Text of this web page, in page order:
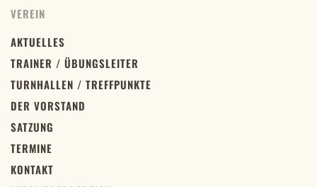
VEREIN
AKTUELLES
TRAINER / ÜBUNGSLEITER
TURNHALLEN / TREFFPUNKTE
DER VORSTAND
SATZUNG
TERMINE
KONTAKT